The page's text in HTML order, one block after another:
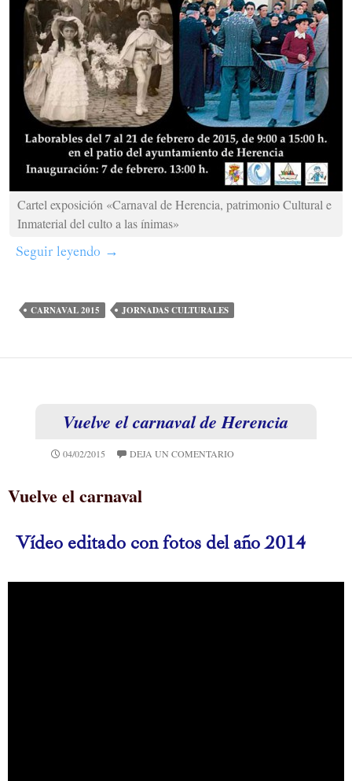
Cartel exposición «Carnaval de Herencia, patrimonio Cultural e
Inmaterial del culto a las ínimas»
Seguir leyendo III Jornadas culturales del carnaval de
→
CARNAVAL 2015 JORNADAS CULTURALES
Vuelve el carnaval de Herencia
04/02/2015 DEJA UN COMENTARIO
Vuelve el carnaval
Vídeo editado con fotos del año 2014